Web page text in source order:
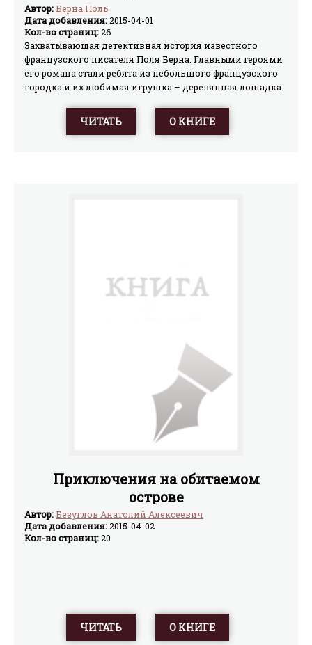
Автор:Берна Поль
Дата добавления:2015-04-01
Кол-во страниц:26
Захватывающая детективная история известного
французского писателя Поля Берна. Главными героями
его романа стали ребята из небольшого французского
городка и их любимая игрушка – деревянная лошадка.
ЧИТАТЬ О КНИГЕ
Приключения на обитаемом
острове
Автор:Безуглов Анатолий Алексеевич
Дата добавления:2015-04-02
Кол-во страниц:20
ЧИТАТЬ О КНИГЕ